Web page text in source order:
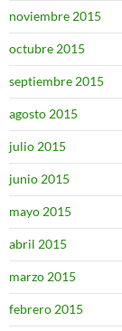
noviembre 2015
octubre 2015
septiembre 2015
agosto 2015
julio 2015
junio 2015
mayo 2015
abril 2015
marzo 2015
febrero 2015